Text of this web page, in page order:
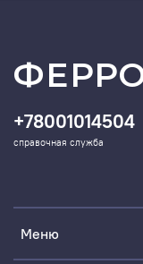
Меню
+78001014504
справочная служба